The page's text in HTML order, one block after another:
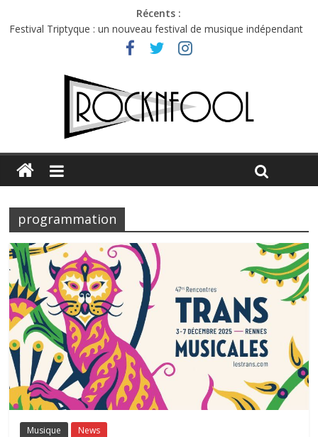
Récents :
Festival Triptyque : un nouveau festival de musique indépendant
Hellfest 2026 vendredi : température et émotions en hausse
Hellfest 2026 jeudi : impossible de choisir entre chaleur et bonne
Première édition du Midgard Festival : entre bière, métal et
Charlie Puth à l’Olympia : la leçon de pop du Professeur Puth
programmation
Musique News